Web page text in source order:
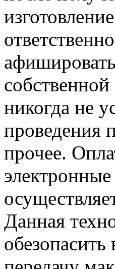
никогда не
проведения
прочее.
Данная